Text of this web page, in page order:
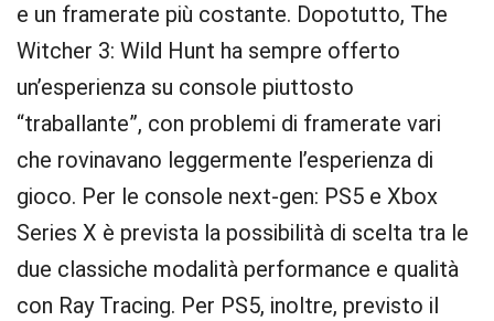
e un framerate più costante. Dopotutto, The
Witcher 3: Wild Hunt ha sempre offerto
un’esperienza su console piuttosto
“traballante”, con problemi di framerate vari
che rovinavano leggermente l’esperienza di
gioco. Per le console next-gen: PS5 e Xbox
Series X è prevista la possibilità di scelta tra le
due classiche modalità performance e qualità
con Ray Tracing. Per PS5, inoltre, previsto il